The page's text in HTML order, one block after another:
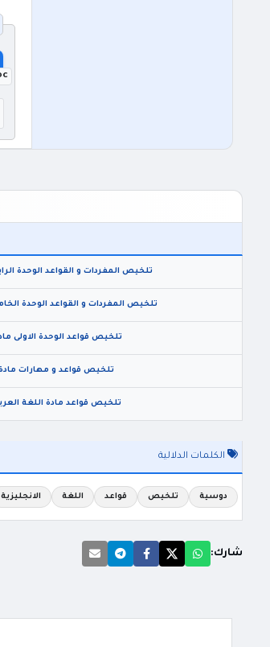
تلخيص المفردات و القواعد الوحدة
تلخيص المفردات و القواعد الوحدة
تلخيص قواعد الوحدة الاولى
تلخيص قواعد و مهارات مادة
تلخيص قواعد مادة اللغة العربية للصف
الكلمات الدلالية
دوسية تلخيص قواعد اللغة الانجليزية
شارك: